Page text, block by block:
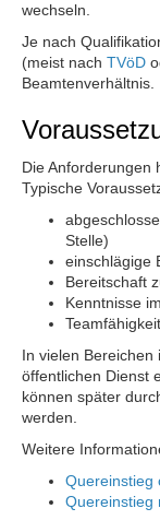
wechseln.
Je nach
(meist nach TVöD
Beamtenverhältnis.
Die Anforderungen
Typische
Stelle)
einschlägige
Bereitschaft
Kenntnisse
In vielen Bereichen
öffentlichen Dienst
können später
werden.
Weitere
Quereinstieg
Quereinstieg